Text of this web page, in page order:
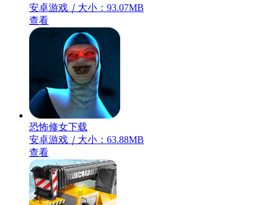
安卓游戏 ｜ 大小：93.07MB
查看
恐怖修女下载
安卓游戏 ｜ 大小：63.88MB
查看